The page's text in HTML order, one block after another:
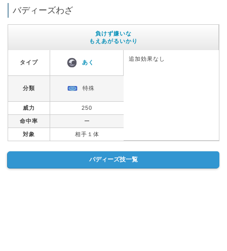
バディーズわざ
負けず嫌いな
もえあがるいかり
タイプ あく
追加効果なし
分類 特殊
威力 250
命中率 ー
対象 相手１体
バディーズ技一覧